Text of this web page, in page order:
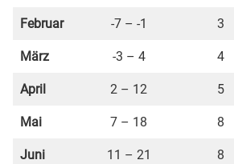
Februar -7 – -1 3
März -3 – 4 4
April 2 – 12 5
Mai 7 – 18 8
Juni 11 – 21 8